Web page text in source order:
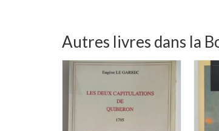
Autres livres dans la